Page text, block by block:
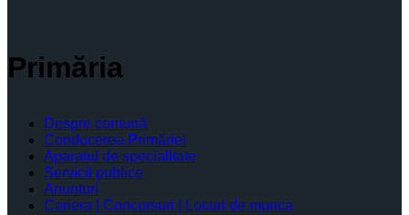
Primăria
Despre comună
Conducerea Primăriei
Aparatul de specialitate
Servicii publice
Anunturi
Cariera | Concursuri | Locuri de munca